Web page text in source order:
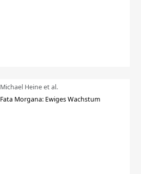
Michael Heine et al.
Fata Morgana: Ewiges Wachstum